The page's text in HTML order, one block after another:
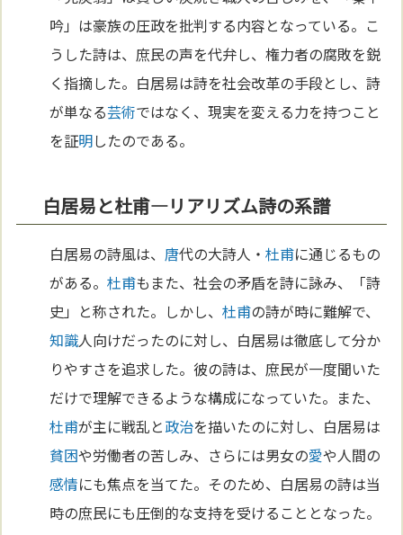
吟」は豪族の圧政を批判する内容となっている。こ
うした詩は、庶民の声を代弁し、権力者の腐敗を鋭
く指摘した。白居易は詩を社会改革の手段とし、詩
が単なる芸術ではなく、現実を変える力を持つこと
を証明したのである。
白居易と杜甫—リアリズム詩の系譜
白居易の詩風は、 唐代の大詩人・杜甫に通じるもの
がある。杜甫もまた、社会の矛盾を詩に詠み、「詩
史」と称された。しかし、杜甫の詩が時に難解で、
知識人向けだったのに対し、白居易は徹底して分か
りやすさを追求した。彼の詩は、庶民が一度聞いた
だけで理解できるような構成になっていた。また、
杜甫が主に戦乱と政治を描いたのに対し、白居易は
貧困や労働者の苦しみ、さらには男女の愛や人間の
感情にも焦点を当てた。そのため、白居易の詩は当
時の庶民にも圧倒的な支持を受けることとなった。